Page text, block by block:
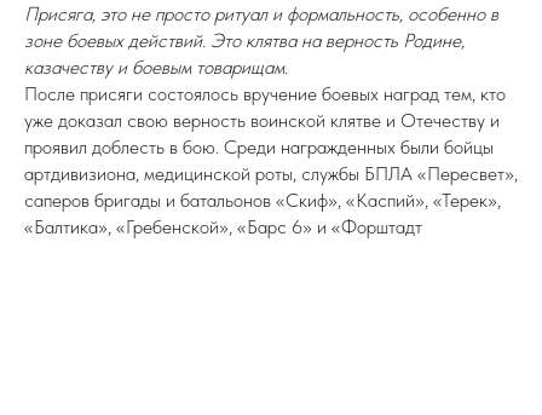
Присяга, это не просто ритуал и формальность, особенно в
зоне боевых действий. Это клятва на верность Родине,
казачеству и боевым товарищам.
После присяги состоялось вручение боевых наград тем, кто
уже доказал свою верность воинской клятве и Отечеству и
проявил доблесть в бою. Среди награжденных были бойцы
артдивизиона, медицинской роты, службы БПЛА «Пересвет»,
саперов бригады и батальонов «Скиф», «Каспий», «Терек»,
«Балтика», «Гребенской», «Барс 6» и «Форштадт